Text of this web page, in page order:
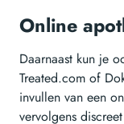
Online
Daarnaast kun je
Treated.com of
invullen van een
vervolgens